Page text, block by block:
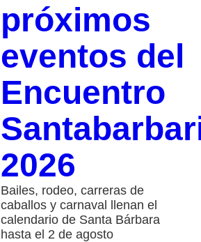
próximos
eventos del
Encuentro
2026
Bailes, rodeo, carreras de
caballos y carnaval llenan el
calendario de Santa Bárbara
hasta el 2 de agosto